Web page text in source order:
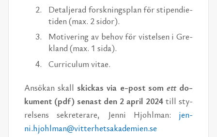
De­tal­je­rad forsk­nings­plan för sti­pen­di­e­
ti­den (max. 2 si­dor).
Mo­ti­ve­ring av be­hov för vis­tel­sen i Gre­
kland (max. 1 sida).
Cur­ricu­lum vi­tae.
An­sö­kan skall skic­kas via e-post som ettdo­
ku­ment (pdf) se­nast den 2 april 2024till sty­
rel­sens sek­re­te­ra­re, Jen­ni Hjohl­man: jen­
ni.hjohl­man@vit­ter­hets­a­ka­de­mi­en.se